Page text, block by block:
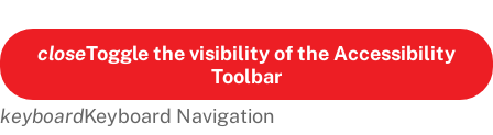
closeToggle the visibility of the Accessibility
Toolbar
keyboardKeyboard Navigation